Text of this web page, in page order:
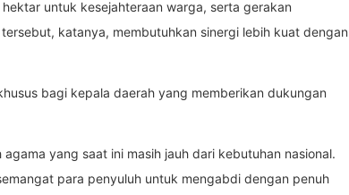
untuk kesejahteraan warga, serta gerakan
katanya, membutuhkan sinergi lebih kuat dengan
bagi kepala daerah yang memberikan dukungan
yang saat ini masih jauh dari kebutuhan nasional.
para penyuluh untuk mengabdi dengan penuh